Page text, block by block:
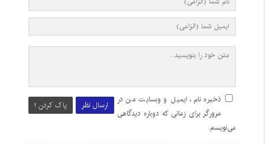
ارسال نظر پاک کردن !
ذخیره نام، ایمیل و وبسایت من در
مرورگر برای زمانی که دوباره دیدگاهی
می‌نویسم.